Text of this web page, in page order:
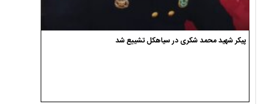
پیکر شهید محمد شکری در سیاهکل تشییع شد